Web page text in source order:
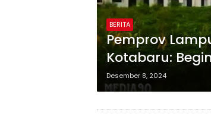
BERITA
Pemprov
Kotabaru:
Desember 8, 2024